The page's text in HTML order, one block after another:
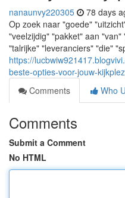
nanaunvy220305 78 days
Op zoek naar "goede"
"veelzijdig" "pakket" aan
"talrijke" "leveranciers" "die"
https://
beste-opties-voor-jouw-
Comments
Who
Comments
Submit a Comment
No HTML